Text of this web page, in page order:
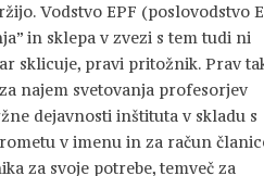
Vodstvo EPF (poslovodstvo
in sklepa v zvezi s tem tudi ni
sklicuje, pravi pritožnik. Prav
najem svetovanja profesorjev
dejavnosti inštituta v skladu s
v imenu in za račun
za svoje potrebe, temveč za